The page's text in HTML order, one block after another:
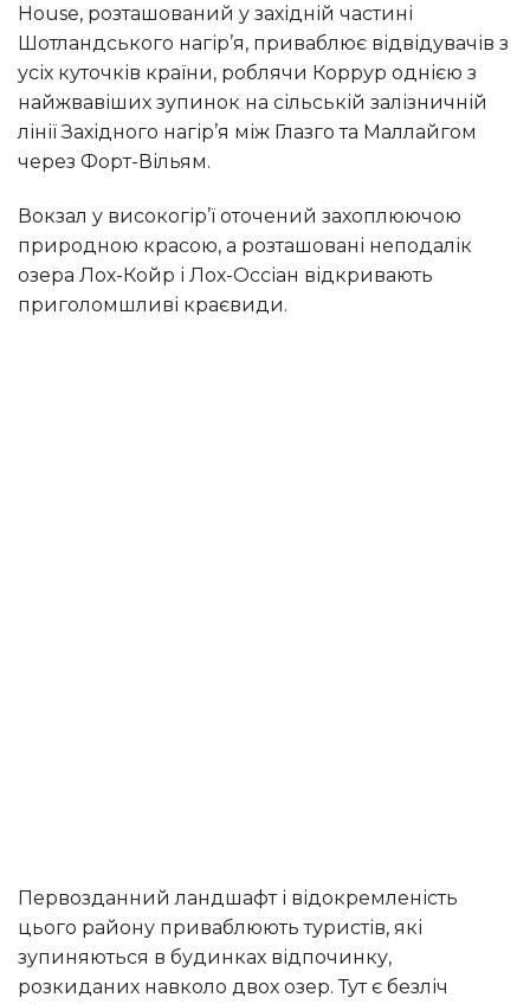
House, розташований у західній частині
Шотландського нагір’я, приваблює відвідувачів з
усіх куточків країни, роблячи Коррур однією з
найжвавіших зупинок на сільській залізничній
лінії Західного нагір’я між Глазго та Маллайгом
через Форт-Вільям.
Вокзал у високогір’ї оточений захоплюючою
природною красою, а розташовані неподалік
озера Лох-Койр і Лох-Оссіан відкривають
приголомшливі краєвиди.
Первозданний ландшафт і відокремленість
цього району приваблюють туристів, які
зупиняються в будинках відпочинку,
розкиданих навколо двох озер. Тут є безліч